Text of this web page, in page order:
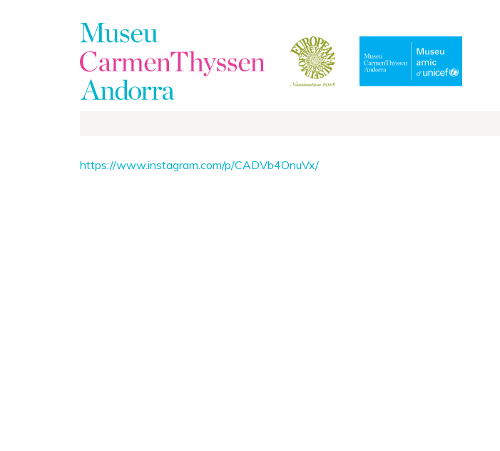
https://www.instagram.com/p/CADVb4OnuVx/